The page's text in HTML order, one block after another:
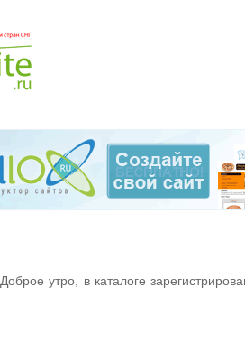
Доброе утро, в каталоге